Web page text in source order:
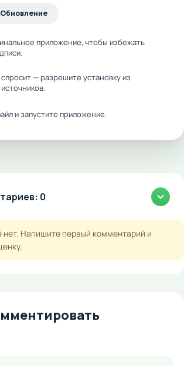
Обновление
приложение, чтобы избежать
— разрешите установку из
и запустите приложение.
0
Напишите первый комментарий и